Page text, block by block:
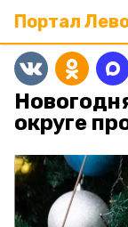
Портал
округе